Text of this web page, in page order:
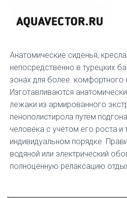
Анатомические сиденья,
непосредственно в турецких
зонах для более комфортного
Изготавливаются
лежаки из армированного
пенополистирола путём
человека с учётом его роста и
индивидуальном порядке.
водяной или электрический
полноценную релаксацию